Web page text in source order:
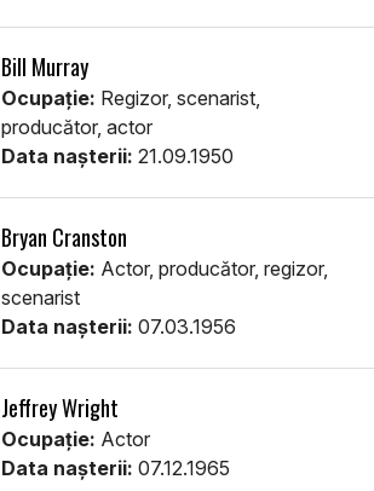
Bill Murray
Ocupație: Regizor, scenarist,
producător, actor
Data nașterii: 21.09.1950
Bryan Cranston
Ocupație: Actor, producător, regizor,
scenarist
Data nașterii: 07.03.1956
Jeffrey Wright
Ocupație: Actor
Data nașterii: 07.12.1965